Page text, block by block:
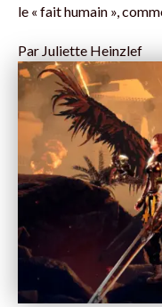
le « fait humain »,
ParJuliette Heinzlef